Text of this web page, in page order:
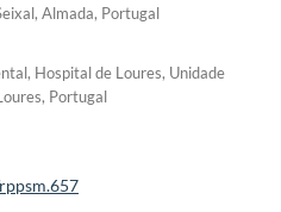
Almada, Portugal
Hospital de Loures, Unidade
Portugal